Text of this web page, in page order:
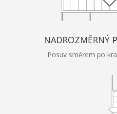
NADROZMĚRNÝ
Posuv směrem po